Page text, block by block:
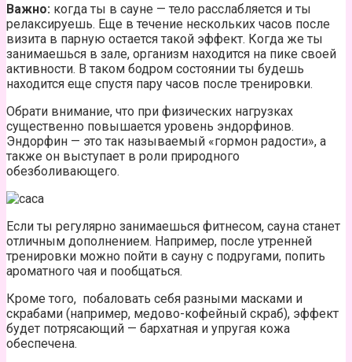
Важно: когда ты в сауне — тело расслабляется и ты
релаксируешь. Еще в течение нескольких часов после
визита в парную остается такой эффект. Когда же ты
занимаешься в зале, организм находится на пике своей
активности. В таком бодром состоянии ты будешь
находится еще спустя пару часов после тренировки.
Обрати внимание, что при физических нагрузках
существенно повышается уровень эндорфинов.
Эндорфин — это так называемый «гормон радости», а
также он выступает в роли природного
обезболивающего.
Если ты регулярно занимаешься фитнесом, сауна станет
отличным дополнением. Например, после утренней
тренировки можно пойти в сауну с подругами, попить
ароматного чая и пообщаться.
Кроме того, побаловать себя разными масками и
скрабами (например, медово-кофейный скраб), эффект
будет потрясающий — бархатная и упругая кожа
обеспечена.